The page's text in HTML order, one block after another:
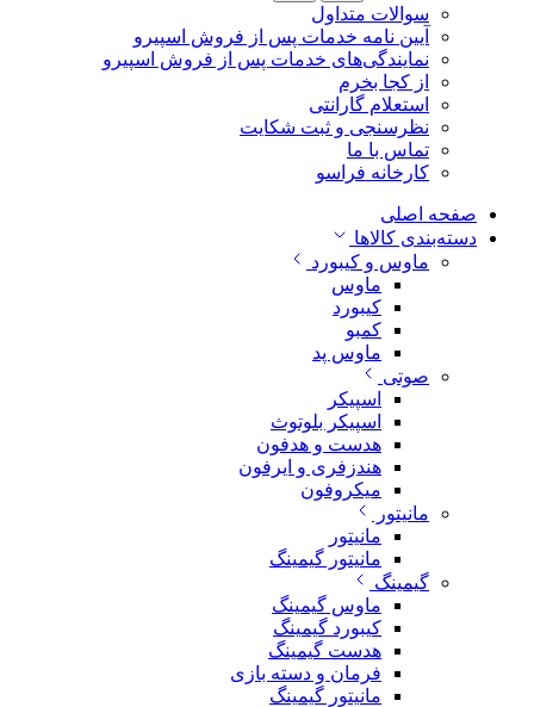
سوالات متداول
آیین نامه خدمات پس از فروش اسپیرو
نمایندگی‌های خدمات پس از فروش اسپیرو
از کجا بخرم
استعلام گارانتی
نظرسنجی و ثبت شکایت
تماس با ما
کارخانه فراسو
صفحه اصلی
دسته‌بندی کالاها
ماوس و کیبورد
ماوس
کیبورد
کمبو
ماوس پد
صوتی
اسپیکر
اسپیکر بلوتوث
هدست و هدفون
هندزفری و ایرفون
میکروفون
مانیتور
مانیتور
مانیتور گیمینگ
گیمینگ
ماوس گیمینگ
کیبورد گیمینگ
هدست گیمینگ
فرمان و دسته بازی
مانیتور گیمینگ